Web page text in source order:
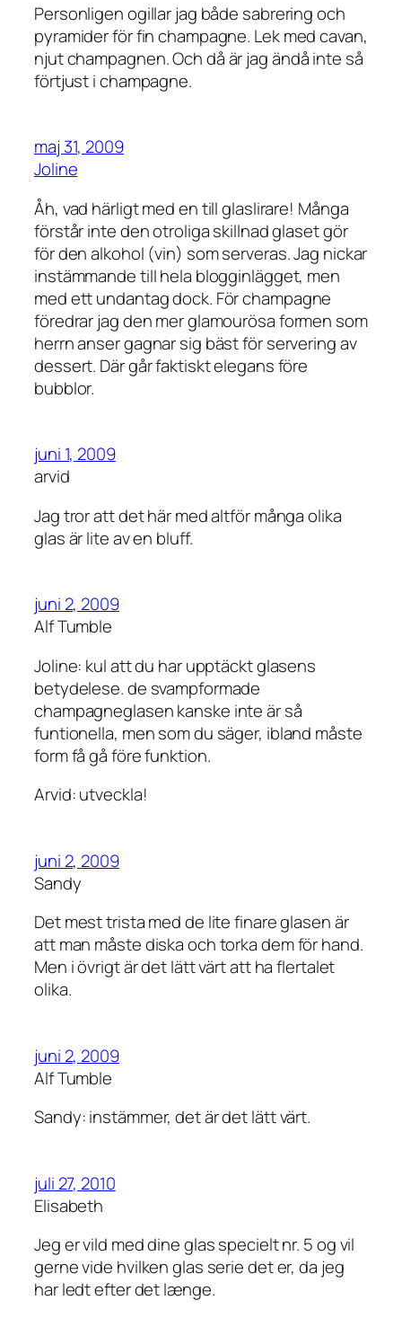
Personligen ogillar jag både sabrering och
pyramider för fin champagne. Lek med cavan,
njut champagnen. Och då är jag ändå inte så
förtjust i champagne.
maj 31, 2009
Joline
Åh, vad härligt med en till glaslirare! Många
förstår inte den otroliga skillnad glaset gör
för den alkohol (vin) som serveras. Jag nickar
instämmande till hela blogginlägget, men
med ett undantag dock. För champagne
föredrar jag den mer glamourösa formen som
herrn anser gagnar sig bäst för servering av
dessert. Där går faktiskt elegans före
bubblor.
juni 1, 2009
arvid
Jag tror att det här med altför många olika
glas är lite av en bluff.
juni 2, 2009
Alf Tumble
Joline: kul att du har upptäckt glasens
betydelese. de svampformade
champagneglasen kanske inte är så
funtionella, men som du säger, ibland måste
form få gå före funktion.
Arvid: utveckla!
juni 2, 2009
Sandy
Det mest trista med de lite finare glasen är
att man måste diska och torka dem för hand.
Men i övrigt är det lätt värt att ha flertalet
olika.
juni 2, 2009
Alf Tumble
Sandy: instämmer, det är det lätt värt.
juli 27, 2010
Elisabeth
Jeg er vild med dine glas specielt nr. 5 og vil
gerne vide hvilken glas serie det er, da jeg
har ledt efter det længe.